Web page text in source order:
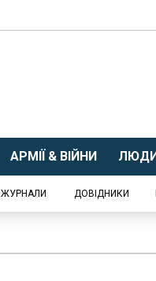
АРМІЇ & ВІЙНИ ЛЮДИ
ЖУРНАЛИ ДОВІДНИКИ